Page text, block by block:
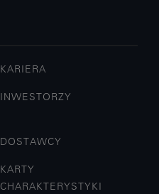
KARIERA
INWESTORZY
DOSTAWCY
KARTY
CHARAKTERYSTYKI